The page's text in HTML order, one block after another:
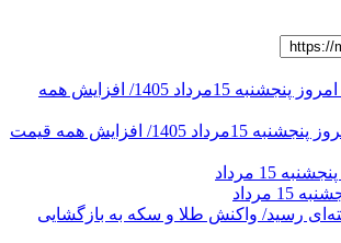
قیمت طلا و سکه امروز پنجشنبه 15مرداد 1405/ افزایش همه قیمت
مرداد